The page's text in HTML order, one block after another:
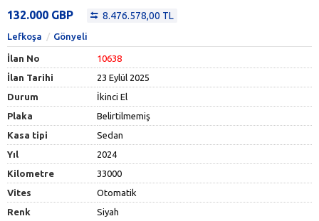
132.000 GBP 8.476.578,00 TL
Lefkoşa Gönyeli
İlan No
10638
İlan Tarihi
23 Eylül 2025
Durum
İkinci El
Plaka
Belirtilmemiş
Kasa tipi
Sedan
Yıl
2024
Kilometre
33000
Vites
Otomatik
Renk
Siyah